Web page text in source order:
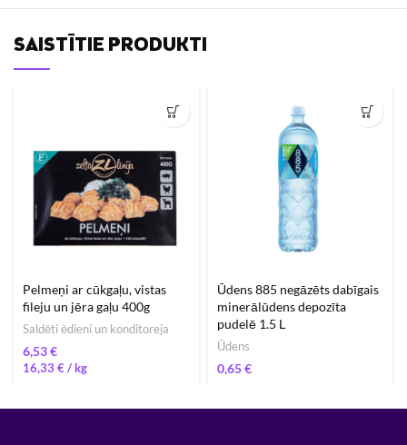
SAISTĪTIE PRODUKTI
Pelmeņi ar cūkgaļu, vistas
fileju un jēra gaļu 400g
Saldēti ēdieni un konditoreja
€
16,33 €/
Ūdens 885 negāzēts dabīgais
minerālūdens depozīta
pudelē 1.5 L
Ūdens
€